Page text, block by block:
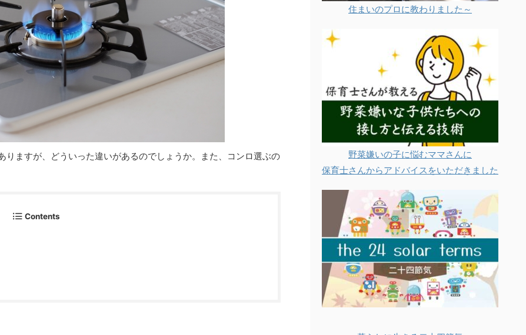
ますが、どういった違いがあるのでしょうか。また、コンロ選ぶの
Contents
住まいのプロに教わりました～
野菜嫌いの子に悩むママさんに
保育士さんからアドバイスをいただきました